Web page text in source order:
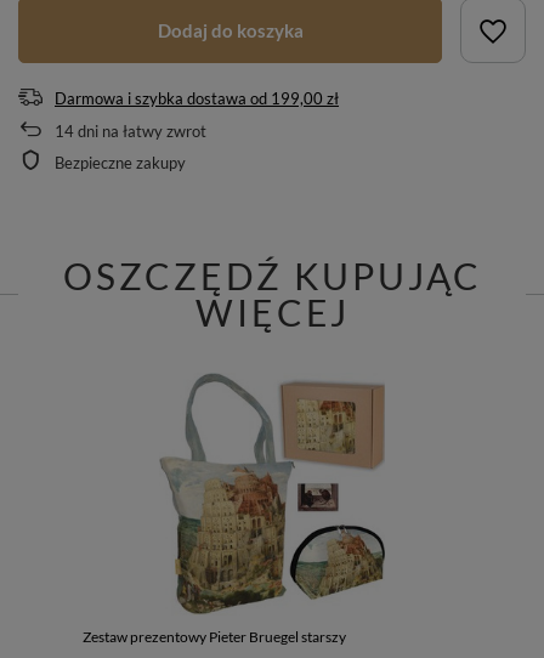
Dodaj do koszyka
Darmowa i szybka dostawa od 199,00 zł
14dni na łatwy zwrot
Bezpieczne zakupy
OSZCZĘDŹ KUPUJĄC
WIĘCEJ
Zestaw prezentowy Pieter Bruegel starszy